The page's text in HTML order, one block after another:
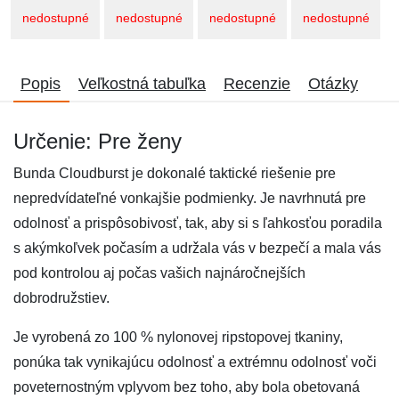
nedostupné nedostupné nedostupné nedostupné
Popis Veľkostná tabuľka Recenzie Otázky
Určenie: Pre ženy
Bunda Cloudburst je dokonalé taktické riešenie pre
nepredvídateľné vonkajšie podmienky. Je navrhnutá pre
odolnosť a prispôsobivosť, tak, aby si s ľahkosťou poradila
s akýmkoľvek počasím a udržala vás v bezpečí a mala vás
pod kontrolou aj počas vašich najnáročnejších
dobrodružstiev.
Je vyrobená zo 100 % nylonovej ripstopovej tkaniny,
ponúka tak vynikajúcu odolnosť a extrémnu odolnosť voči
poveternostným vplyvom bez toho, aby bola obetovaná